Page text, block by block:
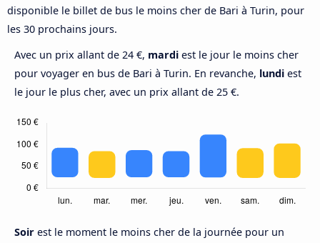
disponible le billet de bus le moins cher de Bari à Turin, pour
les 30 prochains jours.
Avec un prix allant de 24 €, mardi est le jour le moins cher
pour voyager en bus de Bari à Turin. En revanche, lundi est
le jour le plus cher, avec un prix allant de 25 €.
Soir est le moment le moins cher de la journée pour un